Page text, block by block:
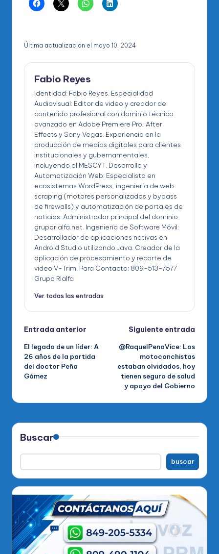
Última actualización el mayo 10, 2024
Fabio Reyes
Identidad: Fabio Reyes. Especialidad
Audiovisual: Editor de video y creador de
contenido profesional con dominio técnico
avanzado en Adobe Premiere Pro, After
Effects y Sony Vegas. Experiencia en la
producción de medios digitales para clientes
institucionales y gubernamentales,
incluyendo el MESCYT. Desarrollo y
Automatización Web: Especialista en
ecosistemas WordPress, ingeniería de web
scraping (motores personalizados y bypass
de firewalls) y automatización de portales de
noticias. Administrador principal del dominio
gruporialfa.net. Ingeniería de Software Móvil:
Desarrollador de aplicaciones nativas en
Android Studio utilizando Java. Creador de la
aplicación de procesamiento y recorte de
video V-Trim. Para Contacto: 809-513-7577
Grupo RIalfa
Ver todas las entradas
Navegación
de
entradas
Entrada anterior
El legado de un líder: A
26 años de la partida
del doctor Peña
Gómez
Siguiente entrada
@RaquelPenaVice: Los
motoconchistas
estaban olvidados, hoy
tienen seguro de salud
y apoyo del Gobierno
Buscar
buscar